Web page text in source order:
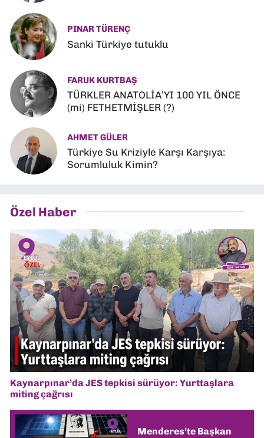
PINAR TÜRENÇ
Sanki Türkiye tutuklu
FARUK KURTBAŞ
TÜRKLER ANATOLİA’YI 100 YIL ÖNCE
(mi) FETHETMİŞLER (?)
AHMET GÜLER
Türkiye Su Kriziyle Karşı Karşıya:
Sorumluluk Kimin?
Özel Haber
Kaynarpınar’da JES tepkisi sürüyor: Yurttaşlara
miting çağrısı
Menderes’te Başkan